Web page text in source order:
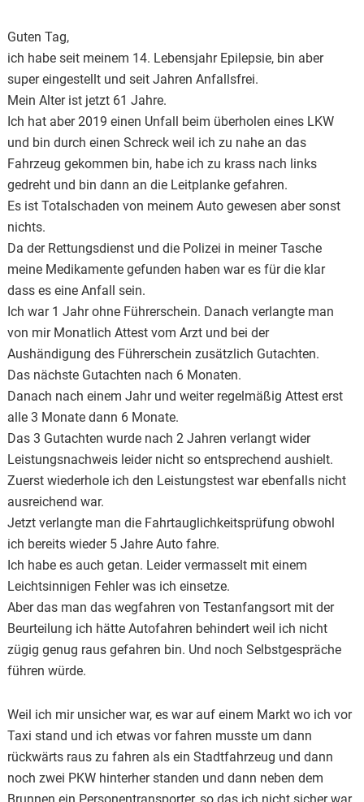
Guten Tag,
ich habe seit meinem 14. Lebensjahr Epilepsie, bin aber
super eingestellt und seit Jahren Anfallsfrei.
Mein Alter ist jetzt 61 Jahre.
Ich hat aber 2019 einen Unfall beim überholen eines LKW
und bin durch einen Schreck weil ich zu nahe an das
Fahrzeug gekommen bin, habe ich zu krass nach links
gedreht und bin dann an die Leitplanke gefahren.
Es ist Totalschaden von meinem Auto gewesen aber sonst
nichts.
Da der Rettungsdienst und die Polizei in meiner Tasche
meine Medikamente gefunden haben war es für die klar
dass es eine Anfall sein.
Ich war 1 Jahr ohne Führerschein. Danach verlangte man
von mir Monatlich Attest vom Arzt und bei der
Aushändigung des Führerschein zusätzlich Gutachten.
Das nächste Gutachten nach 6 Monaten.
Danach nach einem Jahr und weiter regelmäßig Attest erst
alle 3 Monate dann 6 Monate.
Das 3 Gutachten wurde nach 2 Jahren verlangt wider
Leistungsnachweis leider nicht so entsprechend aushielt.
Zuerst wiederhole ich den Leistungstest war ebenfalls nicht
ausreichend war.
Jetzt verlangte man die Fahrtauglichkeitsprüfung obwohl
ich bereits wieder 5 Jahre Auto fahre.
Ich habe es auch getan. Leider vermasselt mit einem
Leichtsinnigen Fehler was ich einsetze.
Aber das man das wegfahren von Testanfangsort mit der
Beurteilung ich hätte Autofahren behindert weil ich nicht
zügig genug raus gefahren bin. Und noch Selbstgespräche
führen würde.
Weil ich mir unsicher war, es war auf einem Markt wo ich vor
Taxi stand und ich etwas vor fahren musste um dann
rückwärts raus zu fahren als ein Stadtfahrzeug und dann
noch zwei PKW hinterher standen und dann neben dem
Brunnen ein Personentransporter, so das ich nicht sicher war